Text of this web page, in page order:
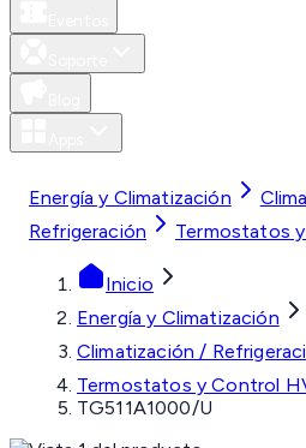
Energía y Climatización
Refrigeración
Termostatos
Inicio
Energía y Climatización
Climatización /
Termostatos y Control
TG511A1000/U